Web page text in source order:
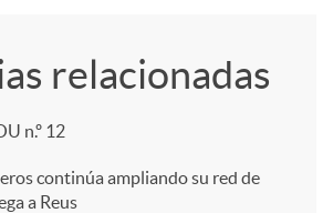
relacionadas
n.º 12
continúa ampliando su red de
a Reus